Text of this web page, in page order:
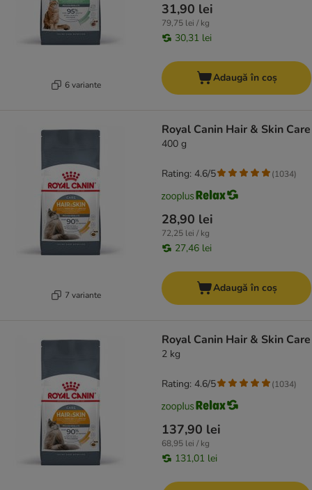
6 variante
31,90 lei
79,75 lei / kg
30,31 lei
Adaugă în coș
7 variante
Royal Canin Hair & Skin Care
400 g
28,90 lei
72,25 lei / kg
27,46 lei
Rating: 4.6/5 (1034)
Adaugă în coș
Royal Canin Hair & Skin Care
2 kg
137,90 lei
68,95 lei / kg
131,01 lei
Rating: 4.6/5 (1034)